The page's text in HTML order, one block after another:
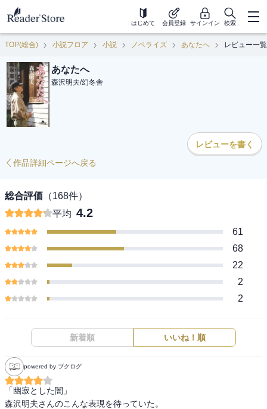
はじめて 会員登録 サインイン 検索
TOP(総合) 小説フロア 小説 ノベライズ あなたへ レビュー一覧
あなたへ
森沢明夫/幻冬舎
レビューを書く
作品詳細ページへ戻る
総合評価 （168件）
平均 4.2
61
68
22
2
2
新着順 いいね！順
powered by ブクログ
「幽寂とした闇」
森沢明夫さんのこんな表現を待っていた。